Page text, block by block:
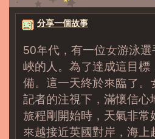
分享一個故事
50年代，有一位女游泳
峽的人。為了達成這目
備。這一天終於來臨了
記者的注視下，滿懷信
旅程剛開始時，天氣非
來越接近英國對岸，海